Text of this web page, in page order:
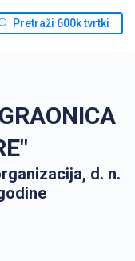
Pretraži 600k tvrtki
d. n.